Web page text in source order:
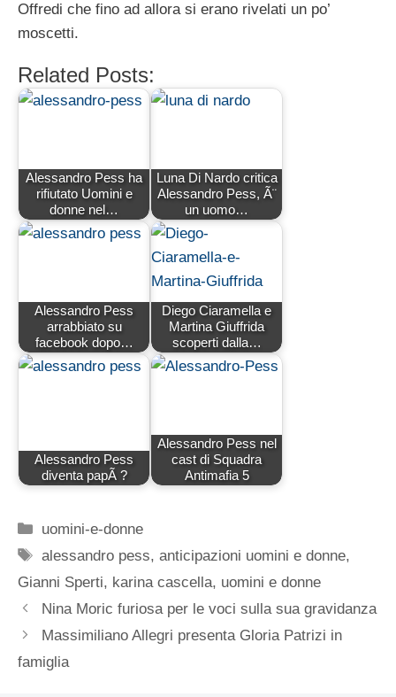
Offredi che fino ad allora si erano rivelati un po’
moscetti.
Related Posts:
Alessandro Pess ha
rifiutato Uomini e
donne nel…
Luna Di Nardo critica
Alessandro Pess, Ã¨
un uomo…
Alessandro Pess
arrabbiato su
facebook dopo…
Diego Ciaramella e
Martina Giuffrida
scoperti dalla…
Alessandro Pess
diventa papÃ ?
Alessandro Pess nel
cast di Squadra
Antimafia 5
Categorie
uomini-e-donne
Tag
alessandro pess,anticipazioni uomini e donne,
Gianni Sperti, karina cascella, uomini e donne
Nina Moric furiosa per le voci sulla sua gravidanza
Massimiliano Allegri presenta Gloria Patrizi in
famiglia